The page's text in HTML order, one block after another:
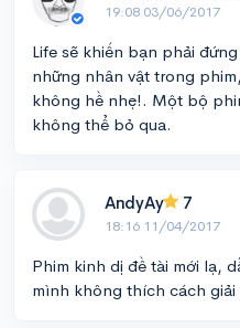
19:08 03/06/2017
Life sẽ khiến bạn phải
những nhân vật trong
không hề nhẹ!. Một bộ
không thể bỏ qua.
AndyAy 7
18:16 11/04/2017
Phim kinh dị đề tài mới lạ,
mình không thích cách giải